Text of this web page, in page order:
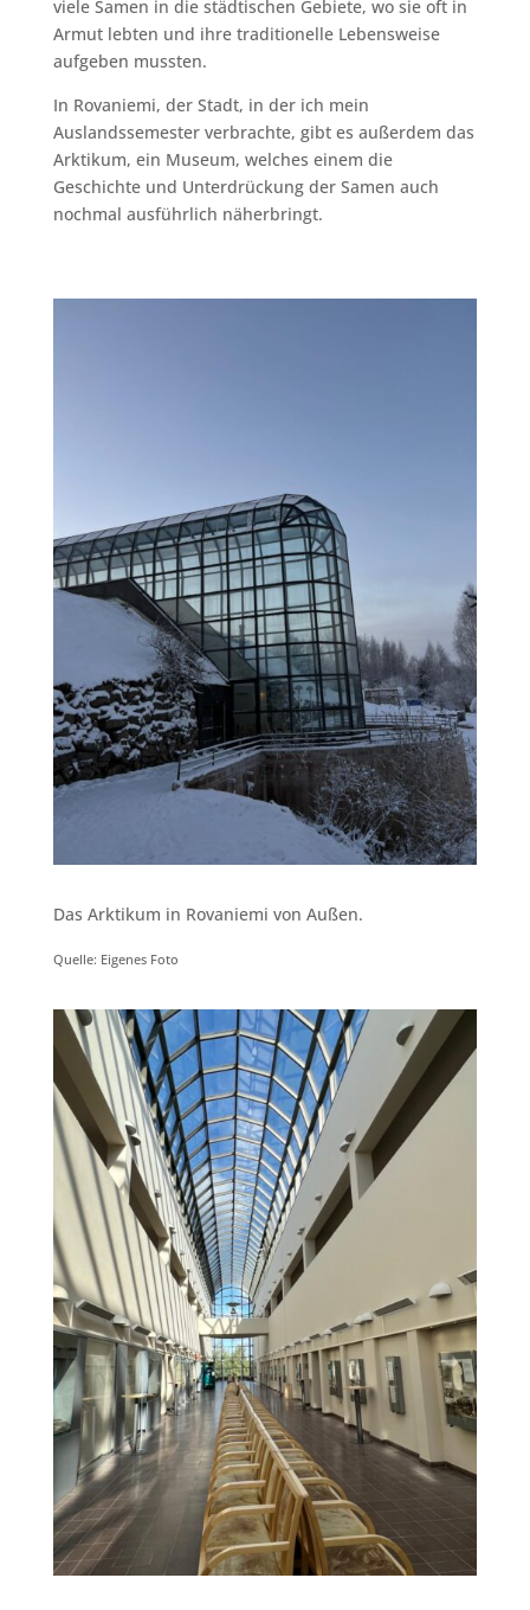
viele Samen in die städtischen Gebiete, wo sie oft in
Armut lebten und ihre traditionelle Lebensweise
aufgeben mussten.
In Rovaniemi, der Stadt, in der ich mein
Auslandssemester verbrachte, gibt es außerdem das
Arktikum, ein Museum, welches einem die
Geschichte und Unterdrückung der Samen auch
nochmal ausführlich näherbringt.
Das Arktikum in Rovaniemi von Außen.
Quelle: Eigenes Foto